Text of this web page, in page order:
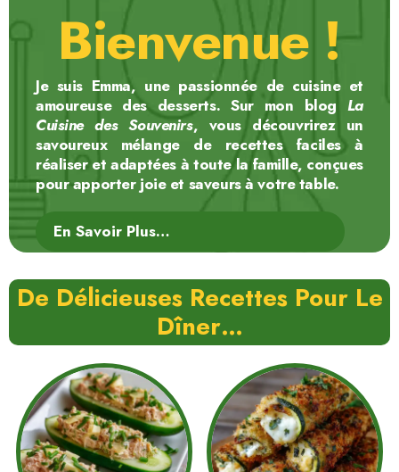
Bienvenue !
Je suis Emma, une passionnée de cuisine et
amoureuse des desserts. Sur mon blog La
Cuisine des Souvenirs, vous découvrirez un
savoureux mélange de recettes faciles à
réaliser et adaptées à toute la famille, conçues
pour apporter joie et saveurs à votre table.
En Savoir Plus…
De Délicieuses Recettes Pour Le
Dîner…